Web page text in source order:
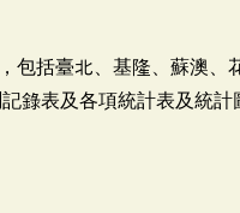
包括臺北、基隆、蘇澳
錄表及各項統計表及統計